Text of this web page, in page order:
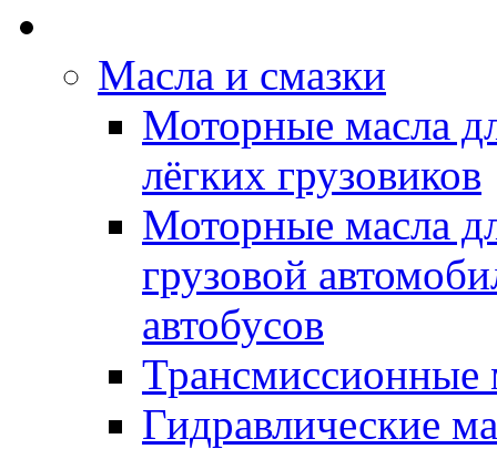
Масла и смазки
Моторные масла
лёгких грузовиков
Моторные масла
грузовой
автобусов
Трансмиссионные
Гидравлические